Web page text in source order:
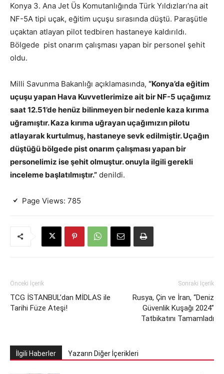
Konya 3. Ana Jet Üs Komutanlığında Türk Yıldızları’na ait
NF-5A tipi uçak, eğitim uçuşu sırasında düştü. Paraşütle
uçaktan atlayan pilot tedbiren hastaneye kaldırıldı.
Bölgede pist onarım çalışması yapan bir personel şehit
oldu.
Milli Savunma Bakanlığı açıklamasında, “Konya’da eğitim
uçuşu yapan Hava Kuvvetlerimize ait bir NF-5 uçağımız
saat 12.51’de henüz bilinmeyen bir nedenle kaza kırıma
uğramıştır. Kaza kırıma uğrayan uçağımızın pilotu
atlayarak kurtulmuş, hastaneye sevk edilmiştir. Uçağın
düştüğü bölgede pist onarım çalışması yapan bir
personelimiz ise şehit olmuştur. onuyla ilgili gerekli
inceleme başlatılmıştır.” denildi.
Page Views: 785
Önceki İçerik
TCG İSTANBUL’dan MİDLAS ile
Tarihi Füze Ateşi!
Sonraki İçerik
Rusya, Çin ve İran, “Deniz
Güvenlik Kuşağı 2024”
Tatbikatını Tamamladı
İlgili Haberler Yazarın Diğer İçerikleri